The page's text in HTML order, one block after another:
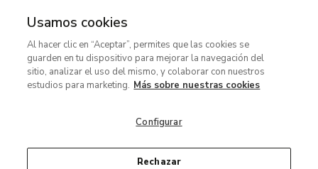
MENÚ
contenido
principal
Ruta
de
Trabaja con nosotros
Auxiliar de Servicios del
Museo (Servicio de
Guardarropa)
Usamos cookies
Al hacer clic en “Aceptar”, permites que las cookies se
guarden en tu dispositivo para mejorar la navegación del
sitio, analizar el uso del mismo, y colaborar con nuestros
estudios para marketing. Más sobre nuestras cookies
Configurar
Rechazar